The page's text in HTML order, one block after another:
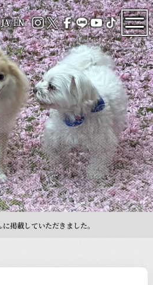
JA/EN
掲載していただきました。